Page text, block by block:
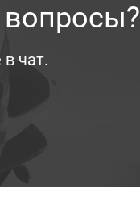
чат.